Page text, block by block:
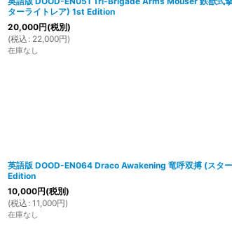
ターライトレア) 1st Edition
20,000円(税別)
(税込 : 22,000円)
在庫なし
英語版 DOOD-EN064 Draco Awakening 竜呼双搏 (スタ
Edition
10,000円(税別)
(税込 : 11,000円)
在庫なし